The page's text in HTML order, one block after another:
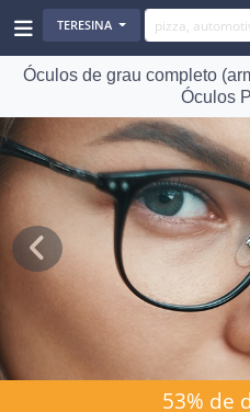
TERESINA
Óculos de grau completo
Óculos
Previous
53% de